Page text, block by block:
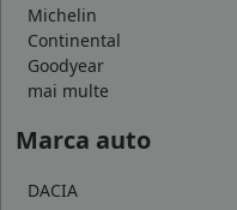
Michelin
Continental
Goodyear
mai multe
Marca auto
DACIA